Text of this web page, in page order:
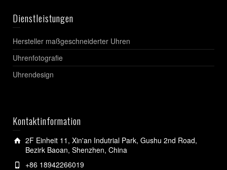
Dienstleistungen
Hersteller maßgeschneiderter Uhren
Uhrenfotografie
Uhrendesign
Kontaktinformation
2F Einheit 11, Xin'an Indutrial Park, Gushu 2nd Road,
Bezirk Baoan, Shenzhen, China
+86 18942266019